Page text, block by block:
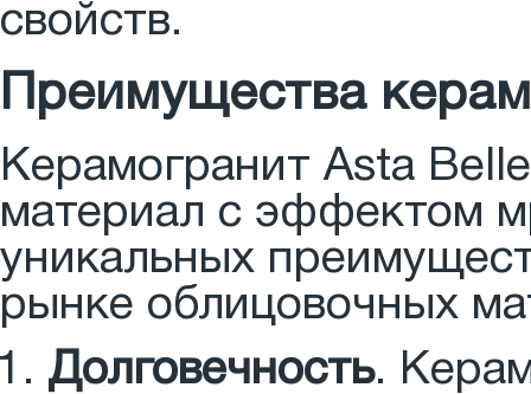
свойств.
Преимущества
Керамогранит Asta
материал с эффектом
уникальных
рынке облицовочных
Долговечность.